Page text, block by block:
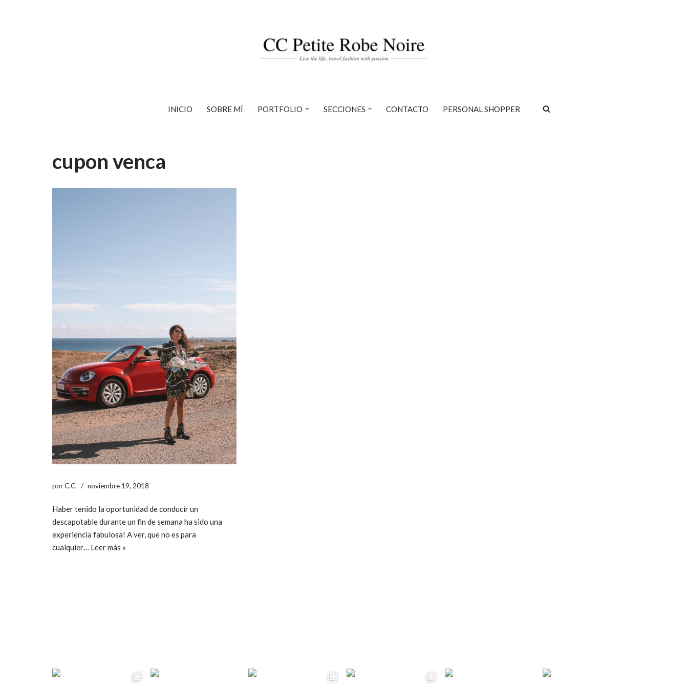
INICIO SOBRE MÍ PORTFOLIO SECCIONES CONTACTO PERSONAL SHOPPER
cupon venca
porC.C. noviembre 19, 2018
Haber tenido la oportunidad de conducir un
descapotable durante un fin de semana ha sido una
experiencia fabulosa! A ver, que no es para
cualquier… Leer más »